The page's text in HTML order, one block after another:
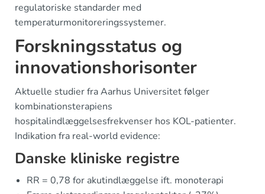
regulatoriske standarder med
temperaturmonitoreringssystemer.
Forskningsstatus og
innovationshorisonter
Aktuelle studier fra Aarhus Universitet følger
kombinationsterapiens
hospitalindlæggelsesfrekvenser hos KOL-patienter.
Indikation fra real-world evidence:
Danske kliniske registre
RR = 0,78 for akutindlæggelse ift. monoterapi